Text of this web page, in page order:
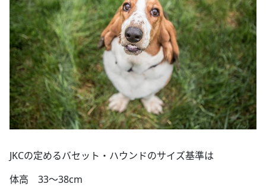
JKCの定めるバセット・ハウンドのサイズ基準は
体高 33～38cm